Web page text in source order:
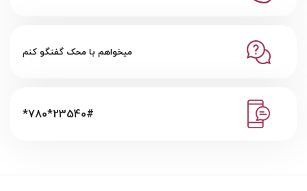
میخواهم با محک گفتگو کنم
*780*23540#